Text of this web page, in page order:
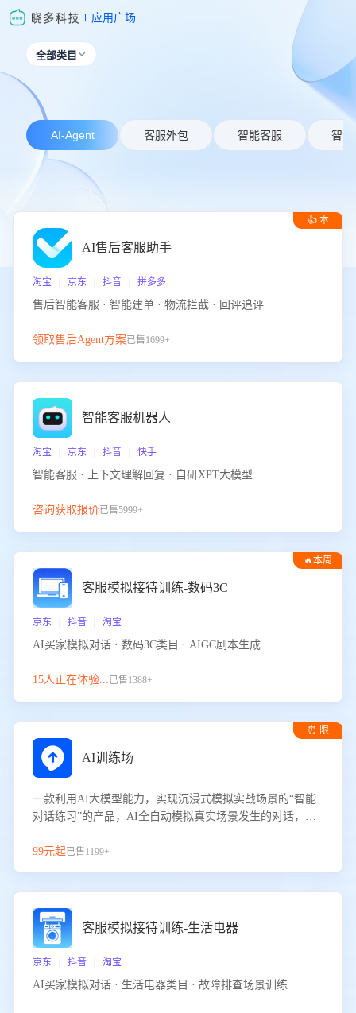
应用广场
全部类目 
AI-Agent 客服外包 智能客服 智能
👍 本
AI售后客服助手
淘宝 | 京东 | 抖音 | 拼多多
售后智能客服 · 智能建单 · 物流拦截 · 回评追评
领取售后Agent方案已售1699+
智能客服机器人
淘宝 | 京东 | 抖音 | 快手
智能客服 · 上下文理解回复 · 自研XPT大模型
咨询获取报价已售5999+
🔥本周
客服模拟接待训练-数码3C
京东 | 抖音 | 淘宝
AI买家模拟对话 · 数码3C类目 · AIGC剧本生成
15人正在体验...已售1388+
⏰ 限
AI训练场
一款利用AI大模型能力，实现沉浸式模拟实战场景的“智能
对话练习”的产品，AI全自动模拟真实场景发生的对话，企
服能力。
99元起已售1199+
客服模拟接待训练-生活电器
京东 | 抖音 | 淘宝
AI买家模拟对话 · 生活电器类目 · 故障排查场景训练